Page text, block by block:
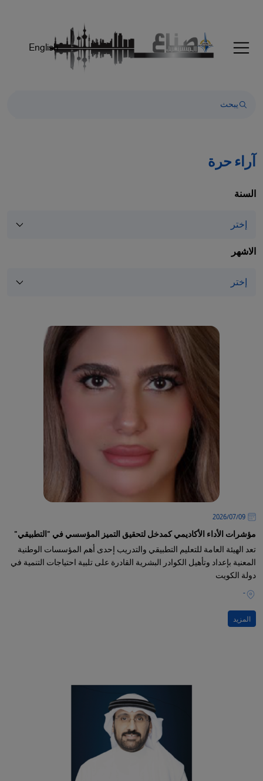
English
آراء حرة
السنة
الاشهر
09‏/07‏/2026
مؤشرات الأداء الأكاديمي كمدخل لتحقيق التميز المؤسسي في "التطبيقي"
تعد الهيئة العامة للتعليم التطبيقي والتدريب إحدى أهم المؤسسات الوطنية
المعنية بإعداد وتأهيل الكوادر البشرية القادرة على تلبية احتياجات التنمية في
دولة الكويت
-
المزيد